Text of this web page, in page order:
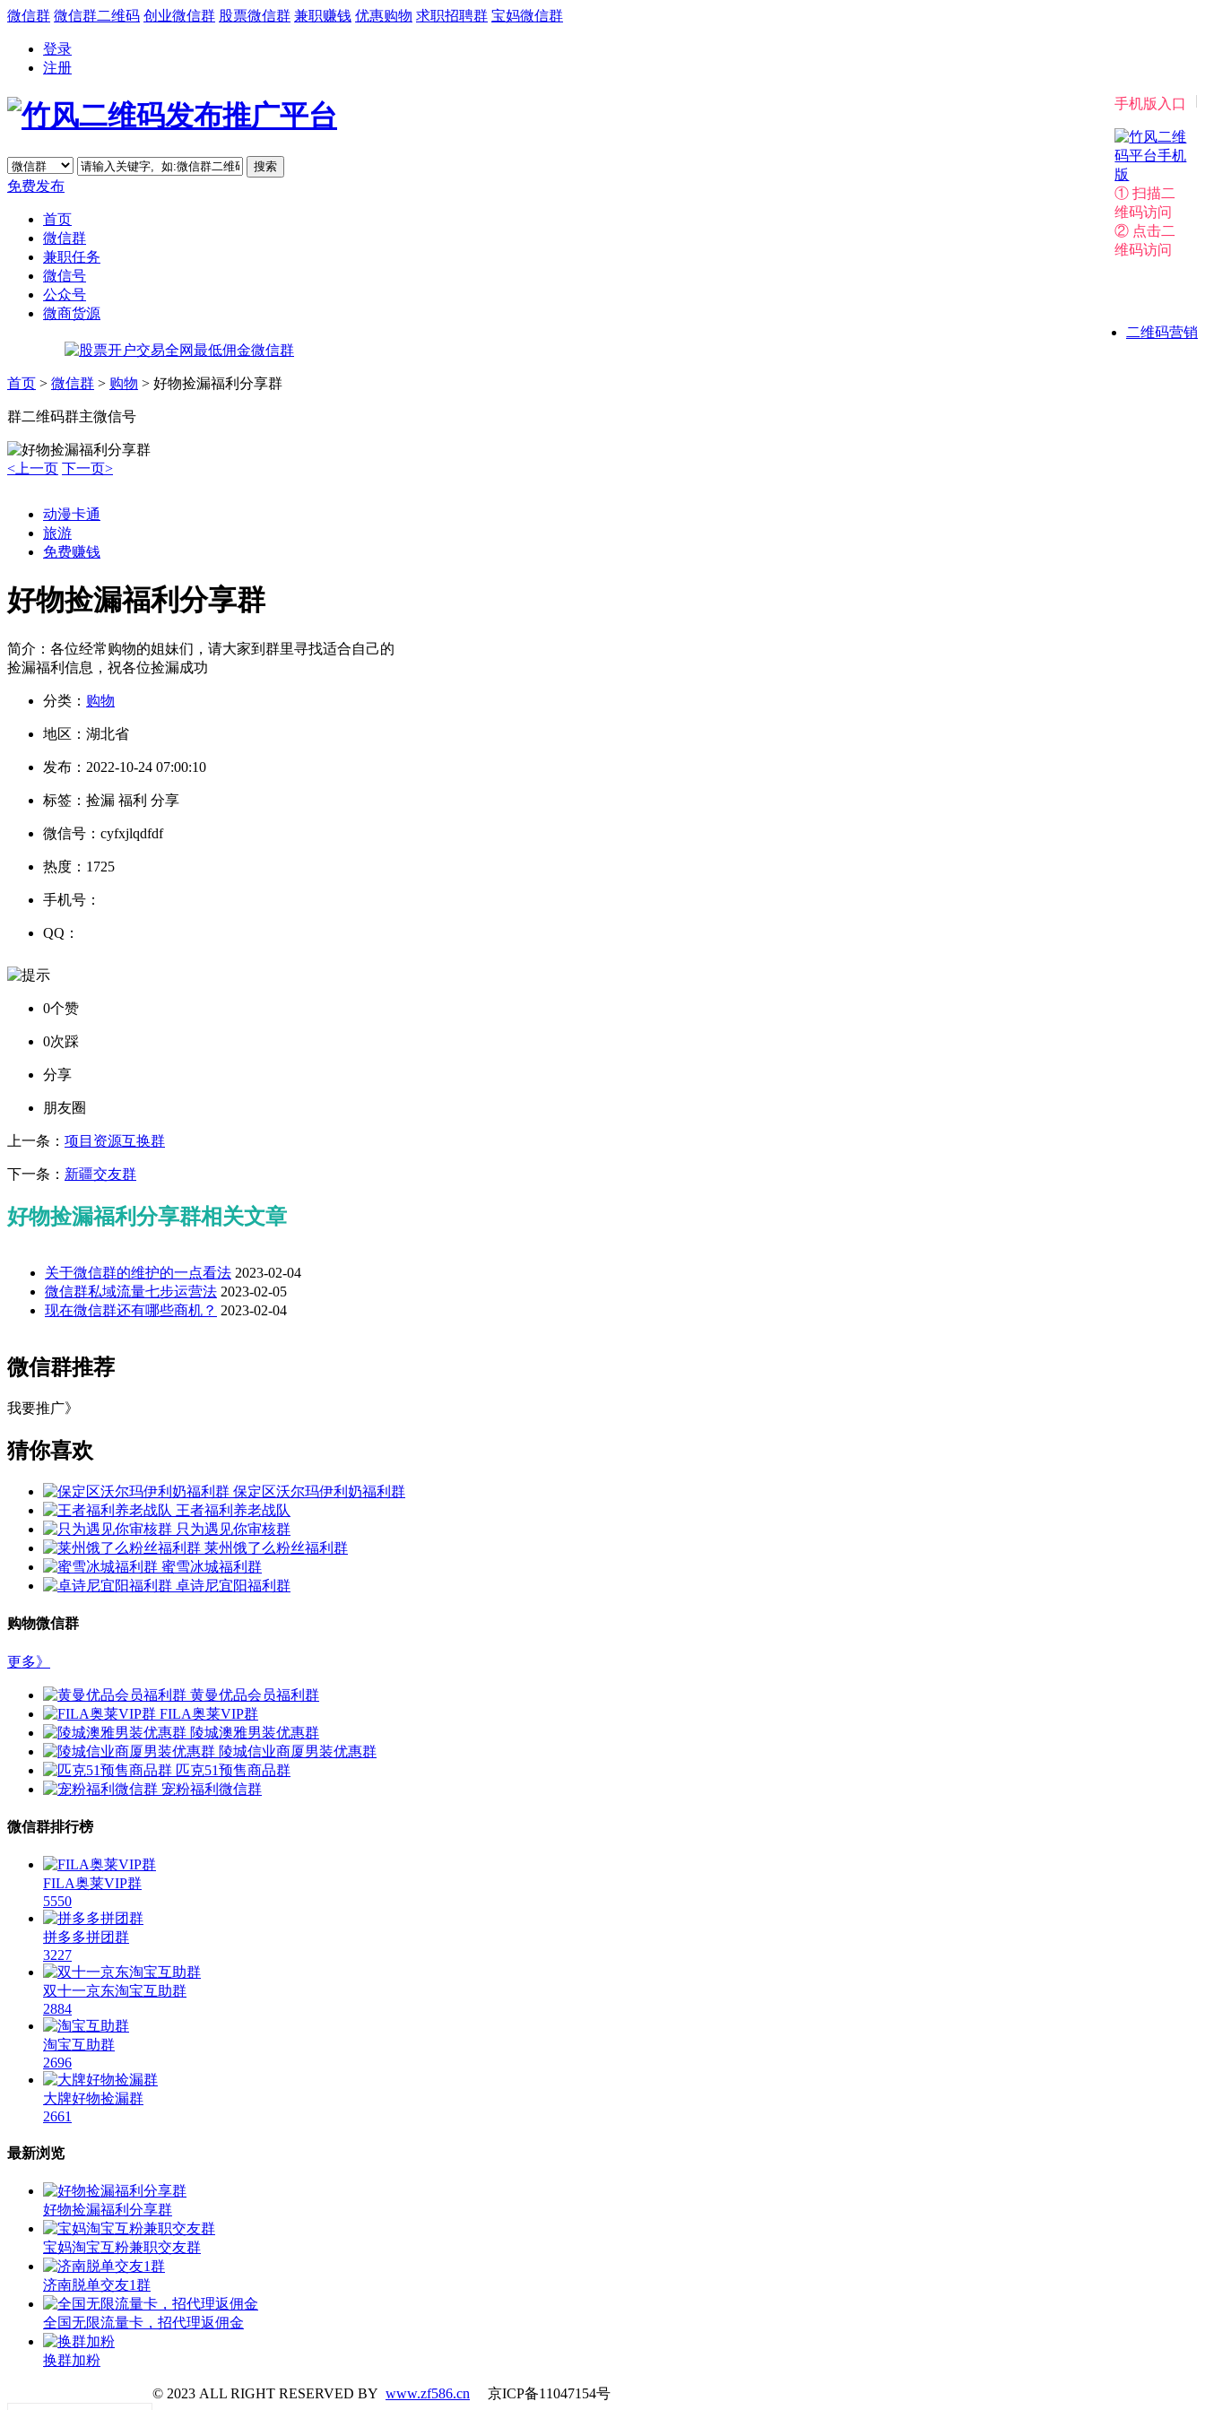
微信群 微信群二维码 创业微信群 股票微信群 兼职赚钱 优惠购物 求职招聘群 宝妈微信群
登录
注册
|
手机版入口
① 扫描二
维码访问
② 点击二
维码访问
免费发布
首页
微信群
兼职任务
微信号
公众号
微商货源
二维码营销
首页 > 微信群 > 购物 > 好物捡漏福利分享群
群二维码群主微信号
<上一页 下一页>
动漫卡通
旅游
免费赚钱
好物捡漏福利分享群
简介： 各位经常购物的姐妹们，请大家到群里寻找适合自己的
捡漏福利信息，祝各位捡漏成功
分类： 购物
地区： 湖北省
发布： 2022-10-24 07:00:10
标签： 捡漏 福利 分享
微信号： cyfxjlqdfdf
热度： 1725
手机号：
QQ：
0个赞
0次踩
分享
朋友圈
上一条： 项目资源互换群
下一条： 新疆交友群
好物捡漏福利分享群相关文章
关于微信群的维护的一点看法 2023-02-04
微信群私域流量七步运营法 2023-02-05
现在微信群还有哪些商机？ 2023-02-04
微信群推荐
我要推广》
猜你喜欢
保定区沃尔玛伊利奶福利群
王者福利养老战队
只为遇见你审核群
莱州饿了么粉丝福利群
蜜雪冰城福利群
卓诗尼宜阳福利群
购物微信群
更多》
黄曼优品会员福利群
FILA奥莱VIP群
陵城澳雅男装优惠群
陵城信业商厦男装优惠群
匹克51预售商品群
宠粉福利微信群
微信群排行榜
FILA奥莱VIP群
5550
拼多多拼团群
3227
双十一京东淘宝互助群
2884
淘宝互助群
2696
大牌好物捡漏群
2661
最新浏览
好物捡漏福利分享群
宝妈淘宝互粉兼职交友群
济南脱单交友1群
全国无限流量卡，招代理返佣金
换群加粉
© 2023 ALL RIGHT RESERVED BY www.zf586.cn 京ICP备11047154号